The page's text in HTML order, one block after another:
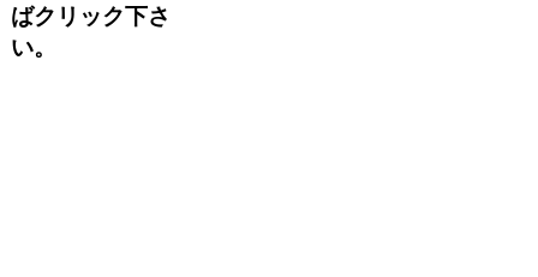
ばクリック下さ
い。